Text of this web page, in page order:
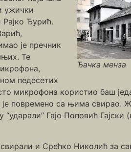
Ђачка менза
ужички
Рајко Ђурић.
је пречник
Те
педесетих
микрофона користио баш
је повремено са њима свирао.
Гајо Поповић Гајски
и Срећко Николић за